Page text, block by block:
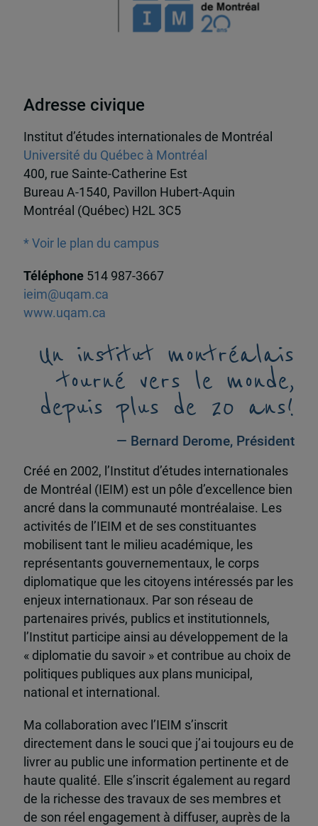
Adresse civique
Institut d’études internationales de Montréal
Université du Québec à Montréal
400, rue Sainte-Catherine Est
Bureau A-1540, Pavillon Hubert-Aquin
Montréal (Québec) H2L 3C5
* Voir le plan du campus
Téléphone 514 987-3667
ieim@uqam.ca
www.uqam.ca
Un institut montréalais
tourné vers le monde,
depuis plus de 20 ans!
— Bernard Derome, Président
Créé en 2002, l’Institut d’études internationales
de Montréal (IEIM) est un pôle d’excellence bien
ancré dans la communauté montréalaise. Les
activités de l’IEIM et de ses constituantes
mobilisent tant le milieu académique, les
représentants gouvernementaux, le corps
diplomatique que les citoyens intéressés par les
enjeux internationaux. Par son réseau de
partenaires privés, publics et institutionnels,
l’Institut participe ainsi au développement de la
« diplomatie du savoir » et contribue au choix de
politiques publiques aux plans municipal,
national et international.
Ma collaboration avec l’IEIM s’inscrit
directement dans le souci que j’ai toujours eu de
livrer au public une information pertinente et de
haute qualité. Elle s’inscrit également au regard
de la richesse des travaux de ses membres et
de son réel engagement à diffuser, auprès de la